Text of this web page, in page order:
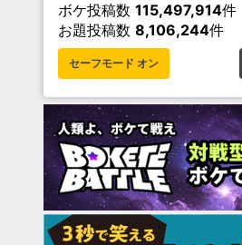
ボケ投稿数 115,497,914件
お題投稿数 8,106,244件
セーフモード オン